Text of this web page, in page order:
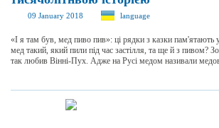
09 January 2018 language
«І я там був, мед пиво пив»: ці рядки з казки пам'ятають
мед такий, який пили під час застілля, та ще й з пивом?
так любив Вінні-Пух. Адже на Русі медом називали